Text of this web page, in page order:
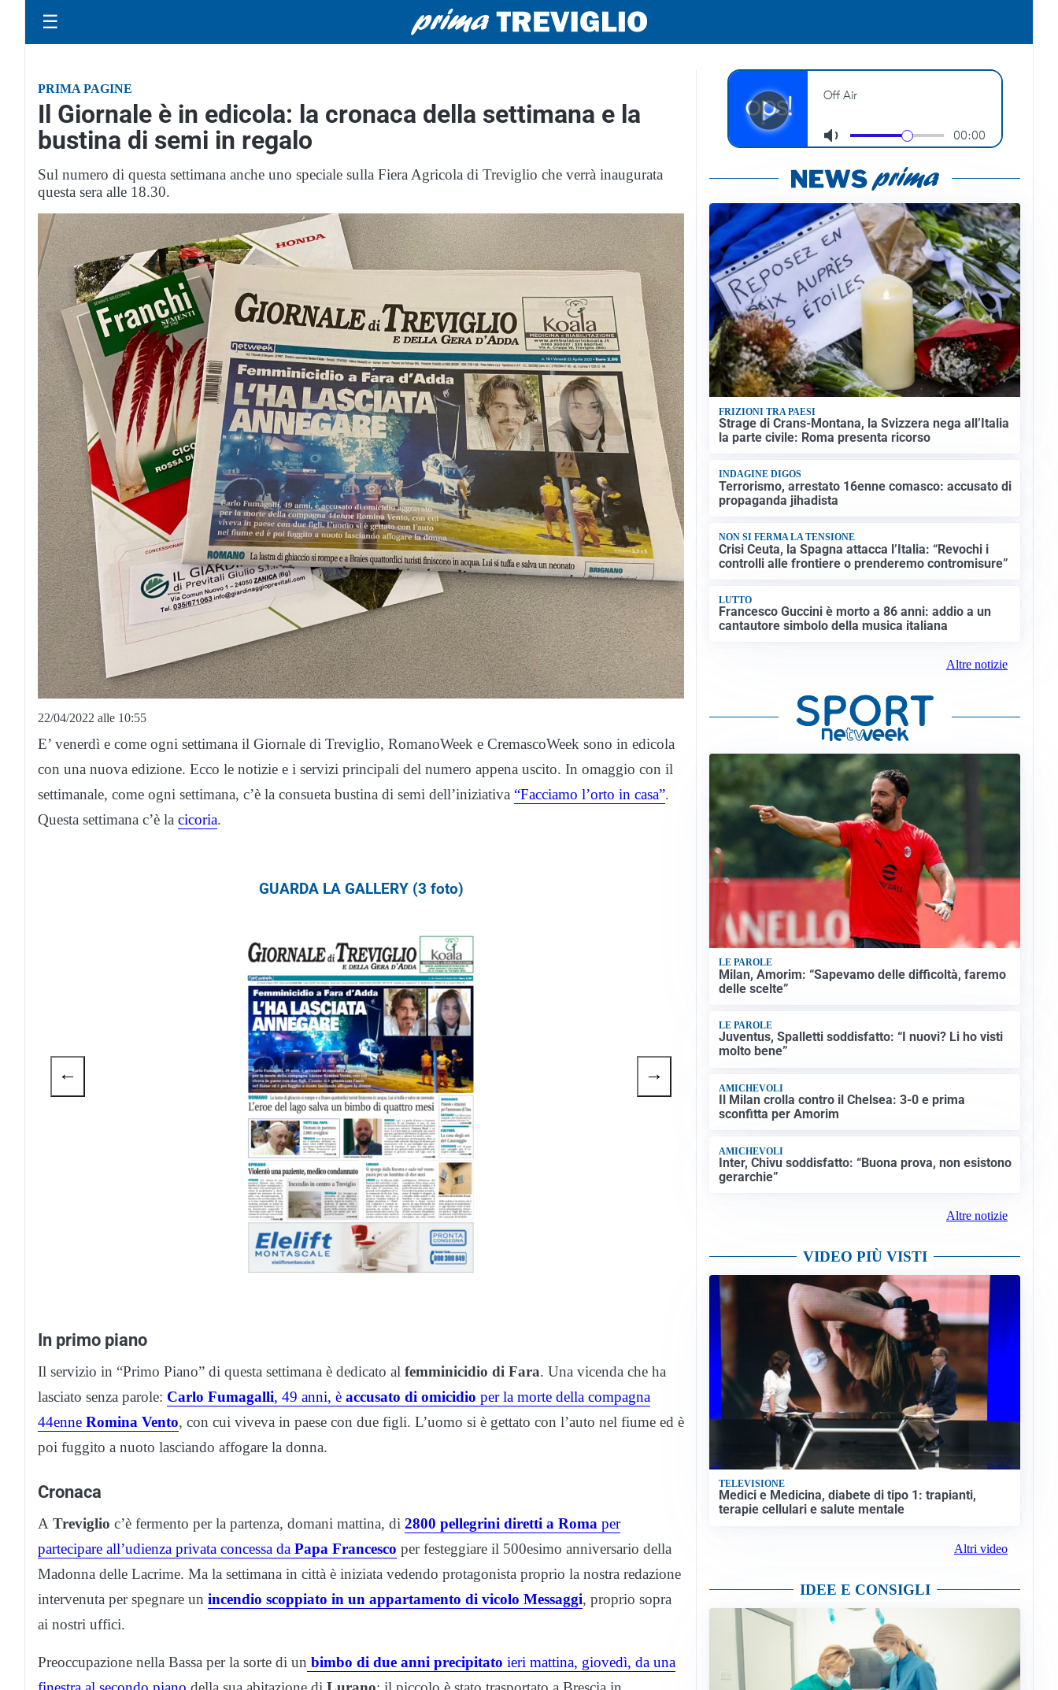
☰
PRIMA PAGINE
Il Giornale è in edicola: la cronaca della settimana e la
bustina di semi in regalo
Sul numero di questa settimana anche uno speciale sulla Fiera Agricola di Treviglio che verrà inaugurata
questa sera alle 18.30.
22/04/2022 alle 10:55
E’ venerdì e come ogni settimana il Giornale di Treviglio, RomanoWeek e CremascoWeek sono in edicola
con una nuova edizione. Ecco le notizie e i servizi principali del numero appena uscito. In omaggio con il
settimanale, come ogni settimana, c’è la consueta bustina di semi dell’iniziativa “Facciamo l’orto in casa”.
Questa settimana c’è la cicoria.
GUARDA LA GALLERY (3 foto)
← →
In primo piano
Il servizio in “Primo Piano” di questa settimana è dedicato al femminicidio di Fara. Una vicenda che ha
lasciato senza parole: Carlo Fumagalli, 49 anni, è accusato di omicidio per la morte della compagna
44enne Romina Vento, con cui viveva in paese con due figli. L’uomo si è gettato con l’auto nel fiume ed è
poi fuggito a nuoto lasciando affogare la donna.
Cronaca
A Treviglio c’è fermento per la partenza, domani mattina, di 2800 pellegrini diretti a Roma per
partecipare all’udienza privata concessa da Papa Francesco per festeggiare il 500esimo anniversario della
Madonna delle Lacrime. Ma la settimana in città è iniziata vedendo protagonista proprio la nostra redazione
intervenuta per spegnare un incendio scoppiato in un appartamento di vicolo Messaggi, proprio sopra
ai nostri uffici.
Preoccupazione nella Bassa per la sorte di un bimbo di due anni precipitato ieri mattina, giovedì, da una
FRIZIONI TRA PAESI
Strage di Crans-Montana, la Svizzera nega all’Italia
la parte civile: Roma presenta ricorso
INDAGINE DIGOS
Terrorismo, arrestato 16enne comasco: accusato di
propaganda jihadista
NON SI FERMA LA TENSIONE
Crisi Ceuta, la Spagna attacca l’Italia: “Revochi i
controlli alle frontiere o prenderemo contromisure”
LUTTO
Francesco Guccini è morto a 86 anni: addio a un
cantautore simbolo della musica italiana
Altre notizie
LE PAROLE
Milan, Amorim: “Sapevamo delle difficoltà, faremo
delle scelte”
LE PAROLE
Juventus, Spalletti soddisfatto: “I nuovi? Li ho visti
molto bene”
AMICHEVOLI
Il Milan crolla contro il Chelsea: 3-0 e prima
sconfitta per Amorim
AMICHEVOLI
Inter, Chivu soddisfatto: “Buona prova, non esistono
gerarchie”
Altre notizie
VIDEO PIÙ VISTI
TELEVISIONE
Medici e Medicina, diabete di tipo 1: trapianti,
terapie cellulari e salute mentale
Altri video
IDEE E CONSIGLI